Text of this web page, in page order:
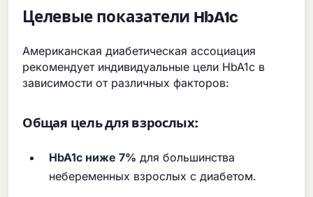
Целевые показатели HbA1c
Американская диабетическая ассоциация
рекомендует индивидуальные цели HbA1c в
зависимости от различных факторов:
Общая цель для взрослых:
HbA1c ниже 7% для большинства
небеременных взрослых с диабетом.